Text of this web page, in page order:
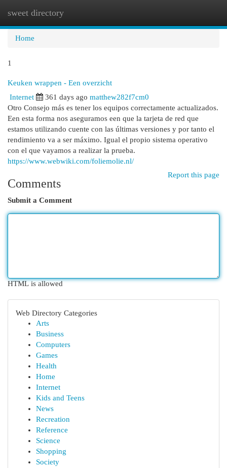
sweet directory
Home
1
Keuken wrappen - Een overzicht
Internet 361 days ago matthew282f7cm0
Otro Consejo más es tener los equipos correctamente actualizados.
Een esta forma nos aseguramos een que la tarjeta de red que
estamos utilizando cuente con las últimas versiones y por tanto el
rendimiento va a ser máximo. Igual el propio sistema operativo
con el que vayamos a realizar la prueba.
https://www.webwiki.com/foliemolie.nl/
Report this page
Comments
Submit a Comment
HTML is allowed
Web Directory Categories
Arts
Business
Computers
Games
Health
Home
Internet
Kids and Teens
News
Recreation
Reference
Science
Shopping
Society